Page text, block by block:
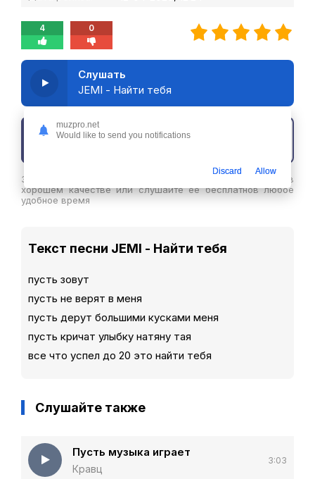
4 0
Слушать
JEMI - Найти тебя
Скачать трек
Здесь вы можете скачать песню JEMI - Найти тебя в
хорошем качестве или слушайте ее бесплатнов любое
удобное время
Текст песни JEMI - Найти тебя
пусть зовут
пусть не верят в меня
пусть дерут большими кусками меня
пусть кричат улыбку натяну тая
все что успел до 20 это найти тебя
Слушайте также
Пусть музыка играет
Кравц
3:03
muzpro.net
Would like to send you notifications
Discard Allow